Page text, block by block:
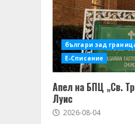
българи зад
Е-Списание
Апел на БПЦ „Св.
Луис
2026-08-04